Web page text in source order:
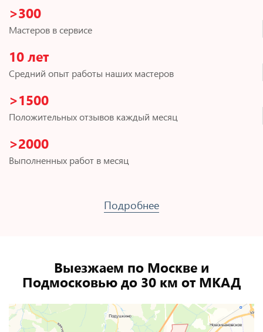
>300
Мастеров в сервисе
10 лет
Средний опыт работы наших мастеров
>1500
Положительных отзывов каждый месяц
>2000
Выполненных работ в месяц
Подробнее
Выезжаем по Москве и
Подмосковью до 30 км от МКАД